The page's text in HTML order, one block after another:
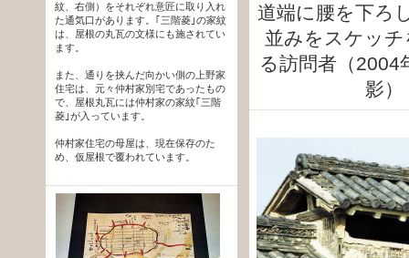
道端に腰を下ろ
並みをスケッ
る訪問者（2004
影）
紋、右側）をそれぞれ意匠に取り入れ
た通気口があります。｢三階菱｣の家紋
は、屋根の丸瓦の文様にも施されてい
ます。
また、通りを挟んだ向かい側の上野家
住宅は、元々仲村家別宅であったもの
で、屋根丸瓦には仲村家の家紋｢三階
菱｣が入っています。
仲村家住宅の母屋は、現在保存のた
め、仮屋根で覆われています。